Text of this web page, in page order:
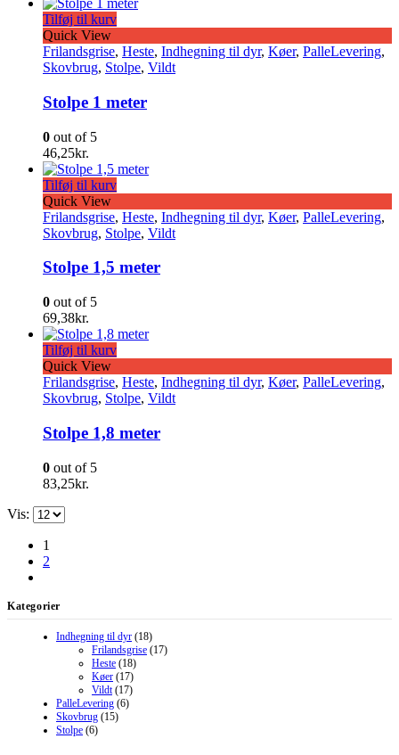
Tilføj til kurv
Quick View
Frilandsgrise, Heste, Indhegning til dyr, Køer, PalleLevering,
Skovbrug, Stolpe, Vildt
Stolpe 1 meter
0 out of 5
46,25kr.
Tilføj til kurv
Quick View
Frilandsgrise, Heste, Indhegning til dyr, Køer, PalleLevering,
Skovbrug, Stolpe, Vildt
Stolpe 1,5 meter
0 out of 5
69,38kr.
Tilføj til kurv
Quick View
Frilandsgrise, Heste, Indhegning til dyr, Køer, PalleLevering,
Skovbrug, Stolpe, Vildt
Stolpe 1,8 meter
0 out of 5
83,25kr.
Vis:
1
2
Kategorier
Indhegning til dyr (18)
Frilandsgrise (17)
Heste (18)
Køer (17)
Vildt (17)
PalleLevering (6)
Skovbrug (15)
Stolpe (6)